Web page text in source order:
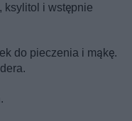
ksylitol i wstępnie
do pieczenia i mąkę.